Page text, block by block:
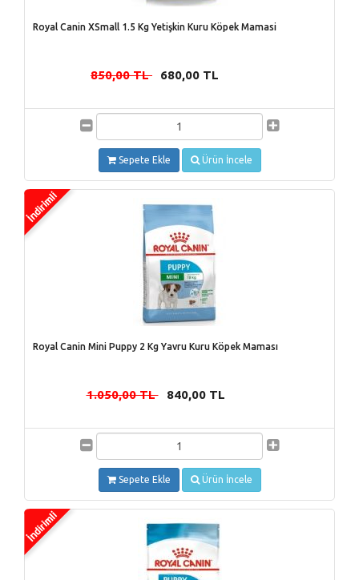
Royal Canin XSmall 1.5 Kg Yetişkin Kuru Köpek Mamasi
850,00 TL 680,00 TL
Sepete Ekle Ürün İncele
Royal Canin Mini Puppy 2 Kg Yavru Kuru Köpek Maması
1.050,00 TL- 840,00 TL
Sepete Ekle Ürün İncele